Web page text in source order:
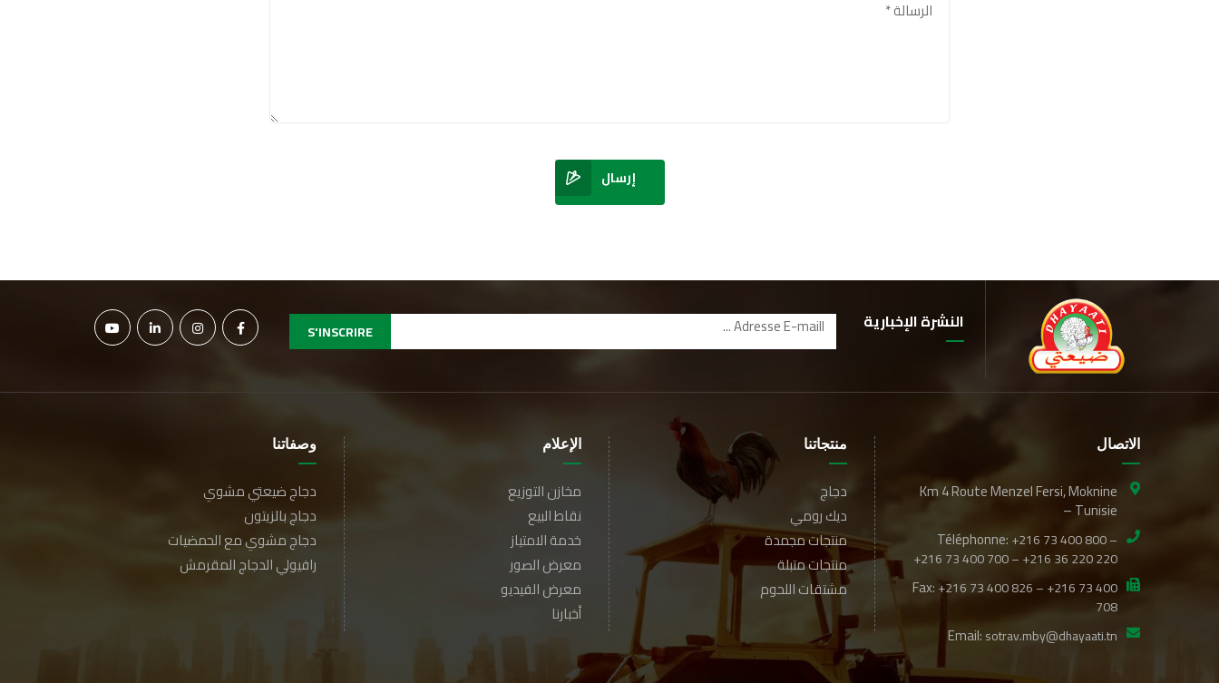
النشرة الإخبارية S'INSCRIRE
الاتصال
Km 4 Route Menzel Fersi, Moknine
– Tunisie
Téléphonne:+216 73 400 800 –
+216 73 400 700 – +216 36 220 220
Fax:+216 73 400 826 – +216 73 400
708
Email:sotrav.mby@dhayaati.tn
منتجاتنا
دجاج
ديك رومي
منتجات مجمدة
منتجات متبلة
مشتقات اللحوم
الإعلام
مخازن التوزيع
نقاط البيع
خدمة الامتياز
معرض الصور
معرض الفيديو
أخبارنا
وصفاتنا
دجاج ضيعتي مشوي
دجاج بالزيتون
دجاج مشوي مع الحمضيات
رافيولي الدجاج المقرمش